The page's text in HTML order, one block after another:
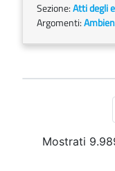
Sezione:Atti degli
Argomenti:
Mostrati